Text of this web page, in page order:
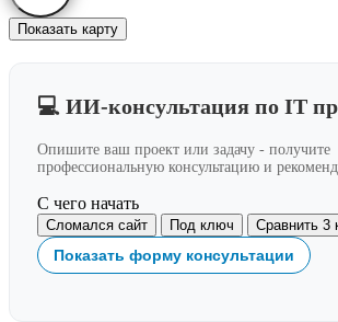
Показать карту
💻 ИИ-консультация по IT
Опишите ваш проект или задачу - получите
профессиональную консультацию и
С чего начать
Сломался сайт Под ключ Сравнить 3
Показать форму консультации